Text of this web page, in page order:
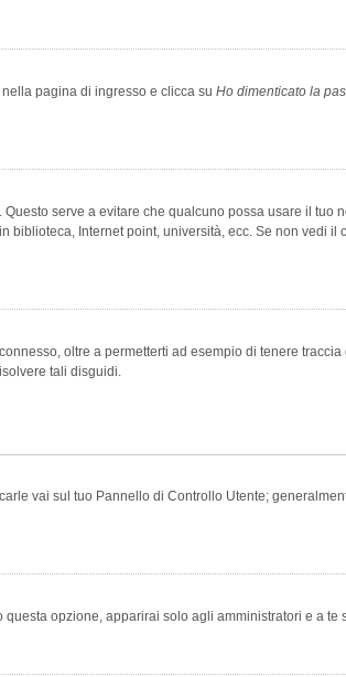
pagina di ingresso e clicca su Ho dimenticato la
serve a evitare che qualcuno possa usare il tuo
Internet point, università, ecc. Se non vedi
oltre a permetterti ad esempio di tenere
tali disguidi.
vai sul tuo Pannello di Controllo Utente;
questa opzione, apparirai solo agli amministratori e a te